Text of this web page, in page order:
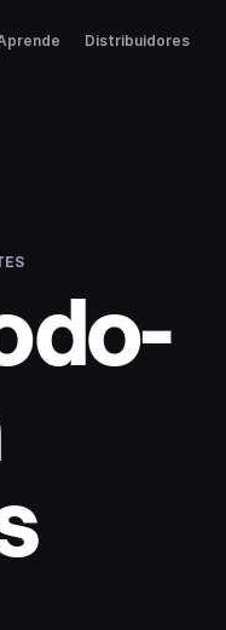
Distribuidores